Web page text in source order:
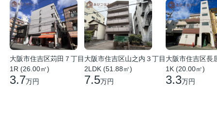
大阪市住吉区苅田７丁目
1R (26.00㎡)
3.7万円
大阪市住吉区山之内３丁目
2LDK (51.88㎡)
7.5万円
大阪市住吉区長
1K (20.00㎡)
3.3万円